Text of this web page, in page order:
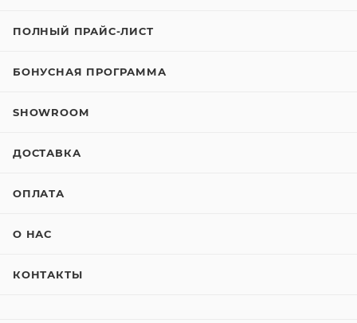
ПОЛНЫЙ ПРАЙС-ЛИСТ
БОНУСНАЯ ПРОГРАММА
SHOWROOM
ДОСТАВКА
ОПЛАТА
О НАС
КОНТАКТЫ